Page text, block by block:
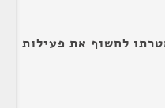
לחשוף את פעילות